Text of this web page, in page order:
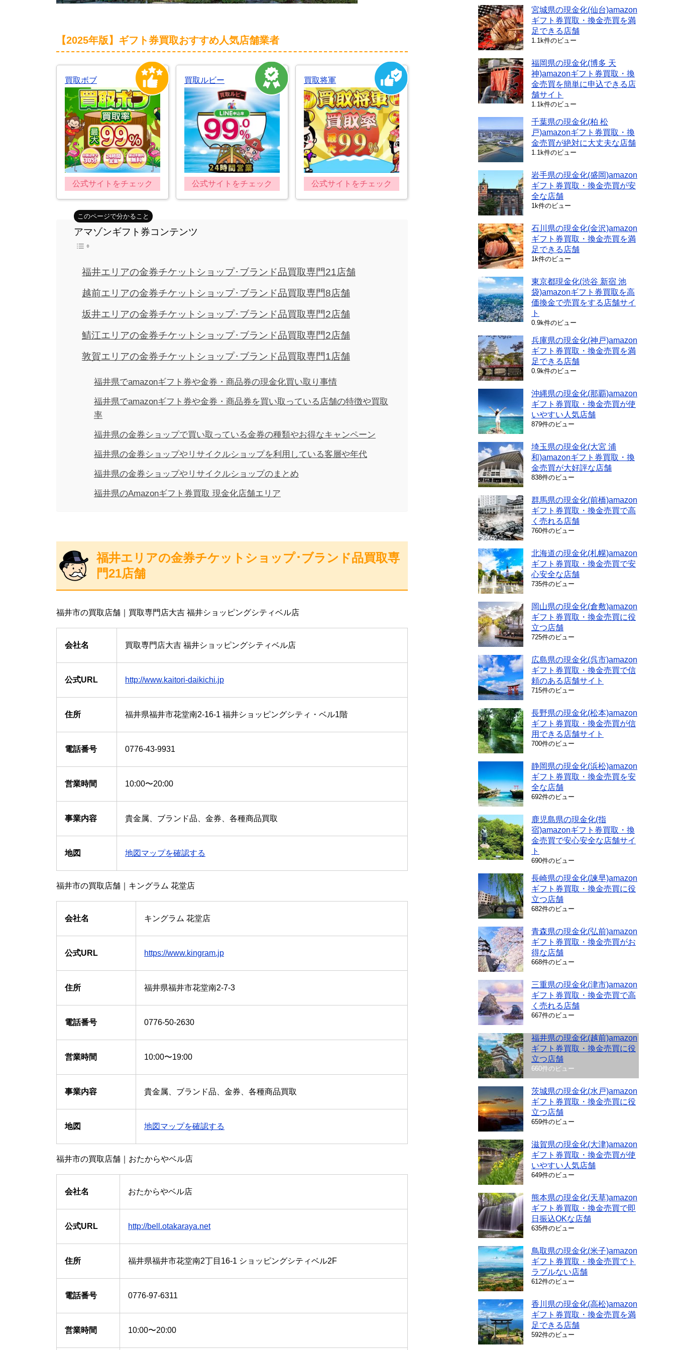
【2025年版】ギフト券買取おすすめ人気店舗業者
買取ボブ
公式サイトをチェック
買取ルビー
公式サイトをチェック
買取将軍
公式サイトをチェック
アマゾンギフト券コンテンツ
福井エリアの金券チケットショップ･ブランド品買取専門21店舗
越前エリアの金券チケットショップ･ブランド品買取専門8店舗
坂井エリアの金券チケットショップ･ブランド品買取専門2店舗
鯖江エリアの金券チケットショップ･ブランド品買取専門2店舗
敦賀エリアの金券チケットショップ･ブランド品買取専門1店舗
福井県でamazonギフト券や金券・商品券の現金化買い取り事情
福井県でamazonギフト券や金券・商品券を買い取っている店舗の特徴や買取
率
福井県の金券ショップで買い取っている金券の種類やお得なキャンペーン
福井県の金券ショップやリサイクルショップを利用している客層や年代
福井県の金券ショップやリサイクルショップのまとめ
福井県のAmazonギフト券買取 現金化店舗エリア
福井エリアの金券チケットショップ･ブランド品買取専
門21店舗
福井市の買取店舗｜買取専門店大吉 福井ショッピングシティベル店
会社名 買取専門店大吉 福井ショッピングシティベル店
公式URL http://www.kaitori-daikichi.jp
住所 福井県福井市花堂南2-16-1 福井ショッピングシティ・ベル1階
電話番号 0776-43-9931
営業時間 10:00〜20:00
事業内容 貴金属、ブランド品、金券、各種商品買取
地図 地図マップを確認する
福井市の買取店舗｜キングラム 花堂店
会社名 キングラム 花堂店
公式URL https://www.kingram.jp
住所 福井県福井市花堂南2-7-3
電話番号 0776-50-2630
営業時間 10:00〜19:00
事業内容 貴金属、ブランド品、金券、各種商品買取
地図 地図マップを確認する
福井市の買取店舗｜おたからやベル店
会社名 おたからやベル店
公式URL http://bell.otakaraya.net
住所 福井県福井市花堂南2丁目16-1 ショッピングシティベル2F
電話番号 0776-97-6311
営業時間 10:00〜20:00
宮城県の現金化(仙台)amazon
ギフト券買取・換金売買を満
足できる店舗
1.1k件のビュー
福岡県の現金化(博多 天
神)amazonギフト券買取・換
金売買を簡単に申込できる店
舗サイト
1.1k件のビュー
千葉県の現金化(柏 松
戸)amazonギフト券買取・換
金売買が絶対に大丈夫な店舗
1.1k件のビュー
岩手県の現金化(盛岡)amazon
ギフト券買取・換金売買が安
全な店舗
1k件のビュー
石川県の現金化(金沢)amazon
ギフト券買取・換金売買を満
足できる店舗
1k件のビュー
東京都現金化(渋谷 新宿 池
袋)amazonギフト券買取を高
価換金で売買をする店舗サイ
ト
0.9k件のビュー
兵庫県の現金化(神戸)amazon
ギフト券買取・換金売買を満
足できる店舗
0.9k件のビュー
沖縄県の現金化(那覇)amazon
ギフト券買取・換金売買が使
いやすい人気店舗
879件のビュー
埼玉県の現金化(大宮 浦
和)amazonギフト券買取・換
金売買が大好評な店舗
838件のビュー
群馬県の現金化(前橋)amazon
ギフト券買取・換金売買で高
く売れる店舗
760件のビュー
北海道の現金化(札幌)amazon
ギフト券買取・換金売買で安
心安全な店舗
735件のビュー
岡山県の現金化(倉敷)amazon
ギフト券買取・換金売買に役
立つ店舗
725件のビュー
広島県の現金化(呉市)amazon
ギフト券買取・換金売買で信
頼のある店舗サイト
715件のビュー
長野県の現金化(松本)amazon
ギフト券買取・換金売買が信
用できる店舗サイト
700件のビュー
静岡県の現金化(浜松)amazon
ギフト券買取・換金売買を安
全な店舗
692件のビュー
鹿児島県の現金化(指
宿)amazonギフト券買取・換
金売買で安心安全な店舗サイ
ト
690件のビュー
長崎県の現金化(諫早)amazon
ギフト券買取・換金売買に役
立つ店舗
682件のビュー
青森県の現金化(弘前)amazon
ギフト券買取・換金売買がお
得な店舗
668件のビュー
三重県の現金化(津市)amazon
ギフト券買取・換金売買で高
く売れる店舗
667件のビュー
福井県の現金化(越前)amazon
ギフト券買取・換金売買に役
立つ店舗
660件のビュー
茨城県の現金化(水戸)amazon
ギフト券買取・換金売買に役
立つ店舗
659件のビュー
滋賀県の現金化(大津)amazon
ギフト券買取・換金売買が使
いやすい人気店舗
649件のビュー
熊本県の現金化(天草)amazon
ギフト券買取・換金売買で即
日振込OKな店舗
635件のビュー
鳥取県の現金化(米子)amazon
ギフト券買取・換金売買でト
ラブルない店舗
612件のビュー
香川県の現金化(高松)amazon
ギフト券買取・換金売買を満
足できる店舗
592件のビュー